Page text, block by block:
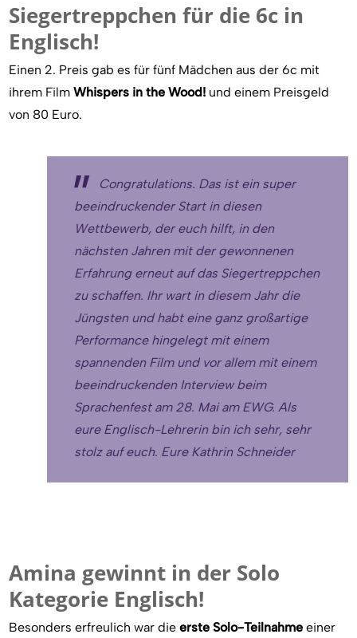
Siegertreppchen für die 6c in
Englisch!
Einen 2. Preis gab es für fünf Mädchen aus der 6c mit
ihrem FilmWhispers in the Wood! und einem Preisgeld
von 80 Euro.
Congratulations. Das ist ein super
beeindruckender Start in diesen
Wettbewerb, der euch hilft, in den
nächsten Jahren mit der gewonnenen
Erfahrung erneut auf das Siegertreppchen
zu schaffen. Ihr wart in diesem Jahr die
Jüngsten und habt eine ganz großartige
Performance hingelegt mit einem
spannenden Film und vor allem mit einem
beeindruckenden Interview beim
Sprachenfest am 28. Mai am EWG. Als
eure Englisch-Lehrerin bin ich sehr, sehr
stolz auf euch. Eure Kathrin Schneider
Amina gewinnt in der Solo
Kategorie Englisch!
Besonders erfreulich war dieerste Solo-Teilnahme einer